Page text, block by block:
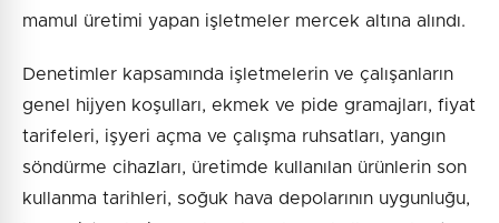
mamul üretimi yapan işletmeler mercek altına alındı.
Denetimler kapsamında işletmelerin ve çalışanların
genel hijyen koşulları, ekmek ve pide gramajları, fiyat
tarifeleri, işyeri açma ve çalışma ruhsatları, yangın
söndürme cihazları, üretimde kullanılan ürünlerin son
kullanma tarihleri, soğuk hava depolarının uygunluğu,